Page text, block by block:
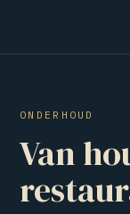
ONDERHOUD
Van